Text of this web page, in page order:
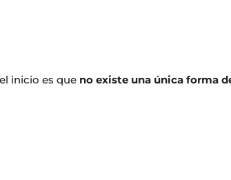
inicio es que no existe una única forma